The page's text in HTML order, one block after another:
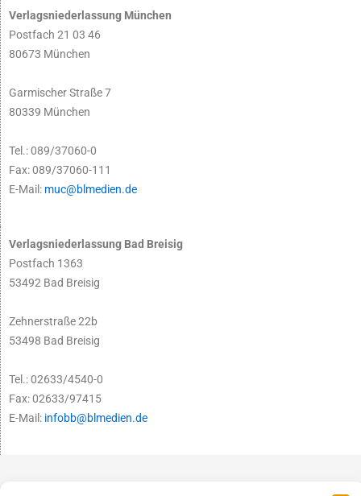
Verlagsniederlassung München
Postfach 21 03 46
80673 München
Garmischer Straße 7
80339 München
Tel.: 089/37060-0
Fax: 089/37060-111
E-Mail: muc@blmedien.de
Verlagsniederlassung Bad Breisig
Postfach 1363
53492 Bad Breisig
Zehnerstraße 22b
53498 Bad Breisig
Tel.: 02633/4540-0
Fax: 02633/97415
E-Mail: infobb@blmedien.de